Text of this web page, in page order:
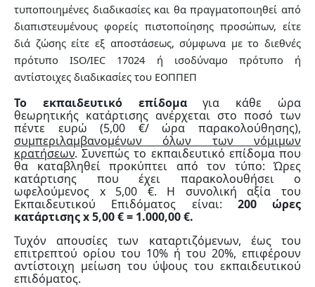
τυποποιημένες διαδικασίες και θα πραγματοποιηθεί από
διαπιστευμένους φορείς πιστοποίησης προσώπων, είτε
διά ζώσης είτε εξ αποστάσεως, σύμφωνα με το διεθνές
πρότυπο ISO/IEC 17024 ή ισοδύναμο πρότυπο ή
αντίστοιχες διαδικασίες του ΕΟΠΠΕΠ
Το εκπαιδευτικό επίδομαγια κάθε ώρα
θεωρητικής κατάρτισης ανέρχεται στο ποσό των
πέντε ευρώ (5,00 €/ ώρα παρακολούθησης),
συμπεριλαμβανομένων όλων των νόμιμων
κρατήσεων. Συνεπώς το εκπαιδευτικό επίδομα που
θα καταβληθεί προκύπτει από τον τύπο: Ώρες
κατάρτισης που έχει παρακολουθήσει ο
ωφελούμενος x 5,00 €. Η συνολική αξία του
Εκπαιδευτικού Επιδόματος είναι: 200 ώρες
κατάρτισηςx5,00 € = 1.000,00 €.
Τυχόν απουσίες των καταρτιζόμενων, έως του
επιτρεπτού ορίου του 10% ή του 20%, επιφέρουν
αντίστοιχη μείωση του ύψους του εκπαιδευτικού
επιδόματος.